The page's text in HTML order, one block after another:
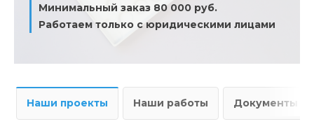
Минимальный заказ 80 000 руб.
Работаем только с юридическими лицами
Наши проекты Наши работы Документы